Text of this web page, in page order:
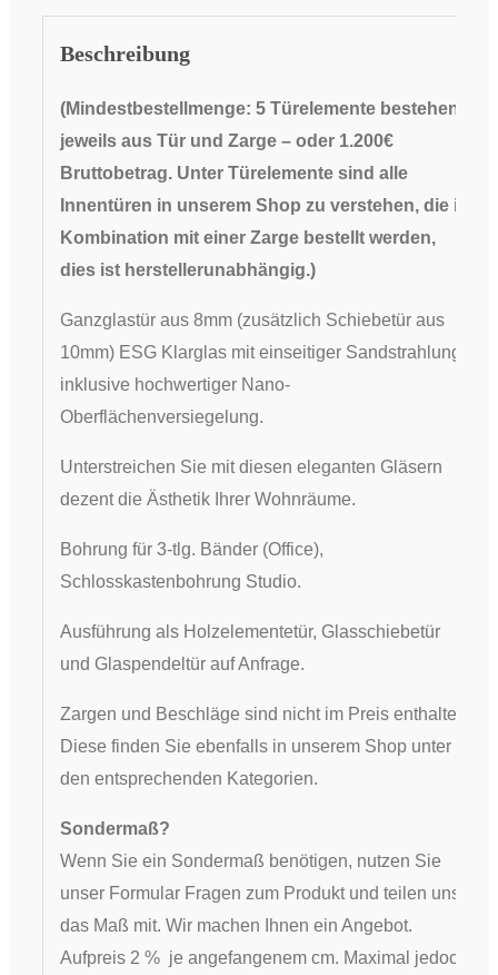
Beschreibung
(Mindestbestellmenge: 5 Türelemente bestehend
jeweils aus Tür und Zarge – oder 1.200€
Bruttobetrag. Unter Türelemente sind alle
Innentüren in unserem Shop zu verstehen, die in
Kombination mit einer Zarge bestellt werden,
dies ist herstellerunabhängig.)
Ganzglastür aus 8mm (zusätzlich Schiebetür aus
10mm) ESG Klarglas mit einseitiger Sandstrahlung
inklusive hochwertiger Nano-
Oberflächenversiegelung.
Unterstreichen Sie mit diesen eleganten Gläsern
dezent die Ästhetik Ihrer Wohnräume.
​Bohrung für 3-tlg. Bänder (Office),
Schlosskastenbohrung Studio.
Ausführung als Holzelementetür, Glasschiebetür
und Glaspendeltür auf Anfrage.
Zargen und Beschläge sind nicht im Preis enthalten.
Diese finden Sie ebenfalls in unserem Shop unter
den entsprechenden Kategorien.
Sondermaß?
Wenn Sie ein Sondermaß benötigen, nutzen Sie
unser Formular Fragen zum Produkt und teilen uns
das Maß mit. Wir machen Ihnen ein Angebot.
Aufpreis 2 % je angefangenem cm. Maximal jedoch